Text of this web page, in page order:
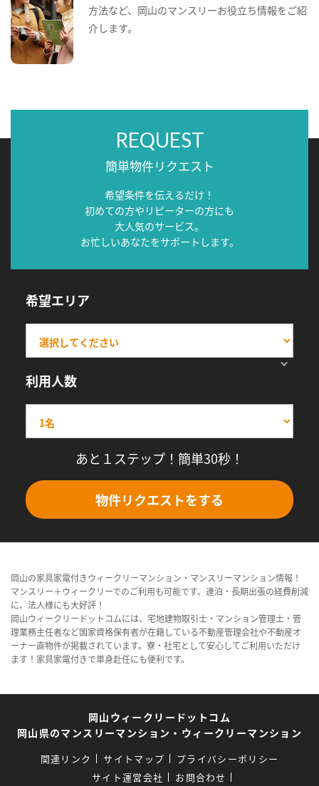
方法など、岡山のマンスリーお役立ち情報をご紹
介します。
REQUEST
簡単物件リクエスト
希望条件を伝えるだけ！
初めての方やリピーターの方にも
大人気のサービス。
お忙しいあなたをサポートします。
希望エリア
利用人数
あと１ステップ！簡単30秒！
物件リクエストをする
岡山の家具家電付きウィークリーマンション・マンスリーマンション情報！
マンスリー＋ウィークリーでのご利用も可能です。連泊・長期出張の経費削減
に、法人様にも大好評！
岡山ウィークリードットコムには、宅地建物取引士・マンション管理士・管
理業務主任者など国家資格保有者が在籍している不動産管理会社や不動産オ
ーナー直物件が掲載されています。寮・社宅として安心してご利用いただけ
ます！家具家電付きで単身赴任にも便利です。
岡山ウィークリードットコム
岡山県のマンスリーマンション・ウィークリーマンション
関連リンク サイトマップ
プライバシーポリシー
サイト運営会社
お問合わせ